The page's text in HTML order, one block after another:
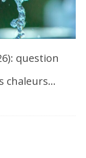
question
chaleurs…